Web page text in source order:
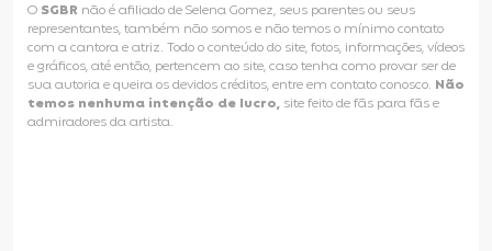
O SGBR não é afiliado de Selena Gomez, seus parentes ou seus
representantes, também não somos e não temos o mínimo contato
com a cantora e atriz. Todo o conteúdo do site, fotos, informações, vídeos
e gráficos, até então, pertencem ao site, caso tenha como provar ser de
sua autoria e queira os devidos créditos, entre em contato conosco. Não
temos nenhuma intenção de lucro, site feito de fãs para fãs e
admiradores da artista.